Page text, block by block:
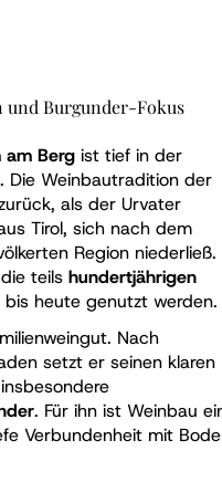
und Burgunder-Fokus
am Berg ist tief in der
Die Weinbautradition der
als der Urvater
Tirol, sich nach dem
Region niederließ.
teils hundertjährigen
bis heute genutzt werden.
Nach
setzt er seinen klaren
. Für ihn ist Weinbau
Verbundenheit mit